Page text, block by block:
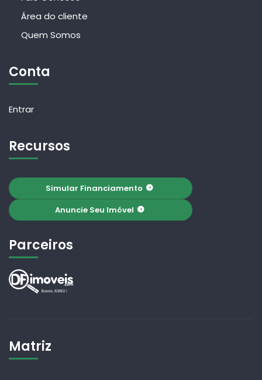
Área do cliente
Quem Somos
Conta
Entrar
Recursos
Simular Financiamento
Anuncie Seu Imóvel
Parceiros
Matriz